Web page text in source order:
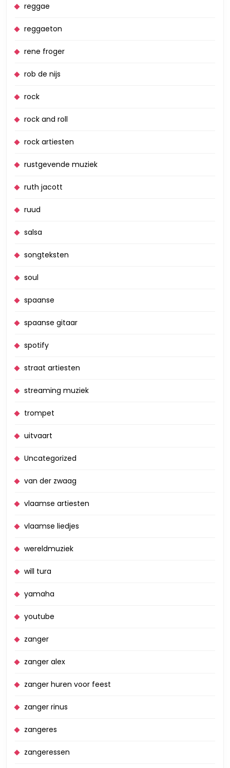
reggae
reggaeton
rene froger
rob de nijs
rock
rock and roll
rock artiesten
rustgevende muziek
ruth jacott
ruud
salsa
songteksten
soul
spaanse
spaanse gitaar
spotify
straat artiesten
streaming muziek
trompet
uitvaart
Uncategorized
van der zwaag
vlaamse artiesten
vlaamse liedjes
wereldmuziek
will tura
yamaha
youtube
zanger
zanger alex
zanger huren voor feest
zanger rinus
zangeres
zangeressen